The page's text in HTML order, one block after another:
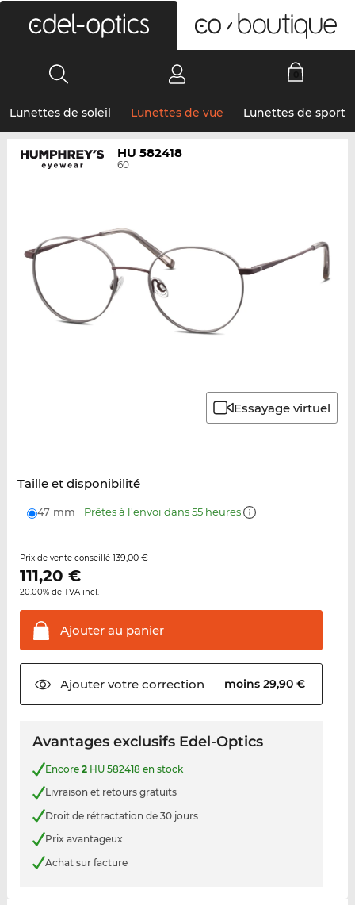
Lunettes de soleil Lunettes de vue Lunettes de sport
HU 582418
60
Essayage virtuel
Taille et disponibilité
47 mm Prêtes à l'envoi dans 55 heures
Prix de vente conseillé 139,00 €
111,20 €
20.00% de TVA incl.
Ajouter au panier
Ajouter votrecorrection moins 29,90 €
Avantages exclusifs Edel-Optics
Encore 2HU 582418 en stock
Livraison et retours gratuits
Droit de rétractation de 30 jours
Prix avantageux
Achat sur facture